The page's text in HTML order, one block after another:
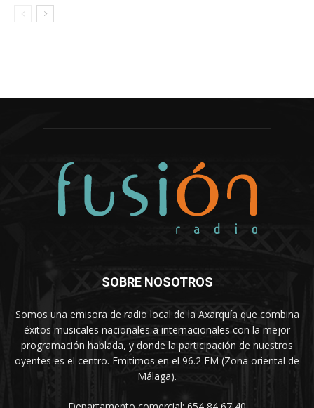
SOBRE NOSOTROS
Somos una emisora de radio local de la Axarquía que combina
éxitos musicales nacionales a internacionales con la mejor
programación hablada, y donde la participación de nuestros
oyentes es el centro. Emitimos en el 96.2 FM (Zona oriental de
Málaga).